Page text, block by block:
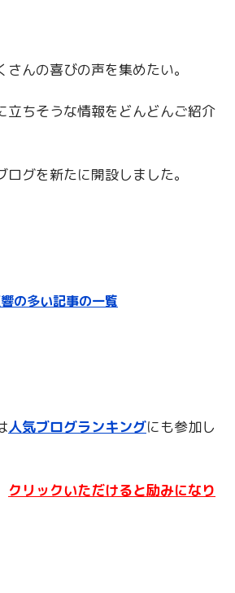
んの喜びの声を集めたい。
立ちそうな情報をどんどんご紹介
グを新たに開設しました。
の多い記事の一覧
人気ブログランキングにも参加し
クリックいただけると励みになり